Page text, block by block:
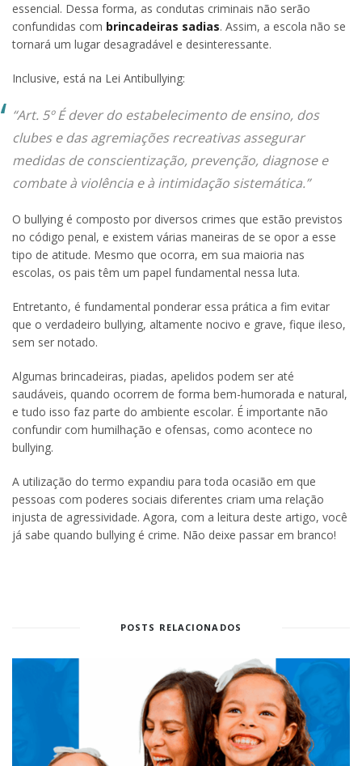
essencial. Dessa forma, as condutas criminais não serão
confundidas com brincadeiras sadias. Assim, a escola não se
tornará um lugar desagradável e desinteressante.
Inclusive, está na Lei Antibullying:
“Art. 5º É dever do estabelecimento de ensino, dos
clubes e das agremiações recreativas assegurar
medidas de conscientização, prevenção, diagnose e
combate à violência e à intimidação sistemática.”
O bullying é composto por diversos crimes que estão previstos
no código penal, e existem várias maneiras de se opor a esse
tipo de atitude. Mesmo que ocorra, em sua maioria nas
escolas, os pais têm um papel fundamental nessa luta.
Entretanto, é fundamental ponderar essa prática a fim evitar
que o verdadeiro bullying, altamente nocivo e grave, fique ileso,
sem ser notado.
Algumas brincadeiras, piadas, apelidos podem ser até
saudáveis, quando ocorrem de forma bem-humorada e natural,
e tudo isso faz parte do ambiente escolar. É importante não
confundir com humilhação e ofensas, como acontece no
bullying.
A utilização do termo expandiu para toda ocasião em que
pessoas com poderes sociais diferentes criam uma relação
injusta de agressividade. Agora, com a leitura deste artigo, você
já sabe quando bullying é crime. Não deixe passar em branco!
POSTS RELACIONADOS